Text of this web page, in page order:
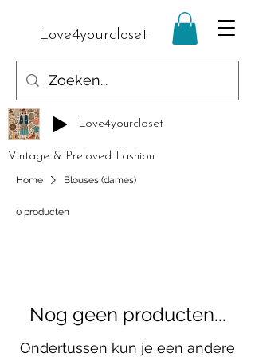
Love4yourcloset
Vintage & Preloved Fashion
Love4yourcloset
Home Blouses (dames)
0 producten
Nog geen producten...
Ondertussen kun je een andere